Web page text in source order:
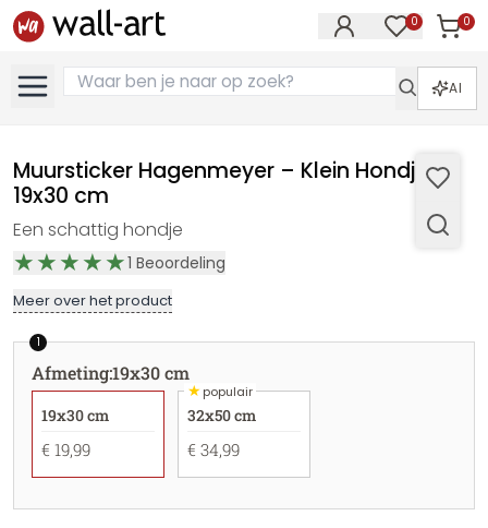
0 0
AI
Muursticker Hagenmeyer – Klein Hondje -
19x30 cm
Een schattig hondje
1 Beoordeling
Meer over het product
1
Afmeting:19x30 cm
19x30 cm
€ 19,99
★populair
32x50 cm
€ 34,99